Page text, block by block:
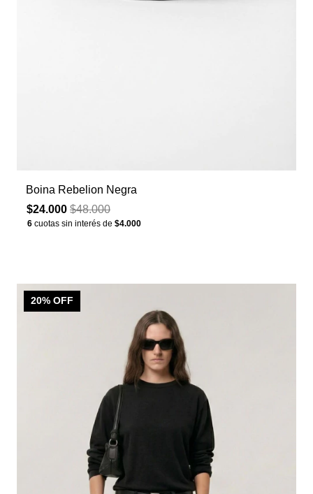
Boina Rebelion Negra
$24.000 $48.000
6 cuotas sin interés de $4.000
20% OFF